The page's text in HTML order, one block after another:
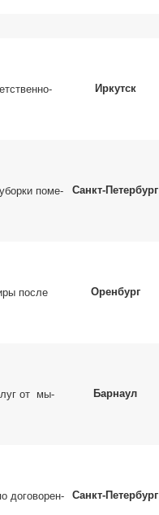
Иркутск
по­ме­
Санкт-Петербург
по­сле
Оренбург
от мы­
Барнаул
до­го­во­рен­
Санкт-Петербург